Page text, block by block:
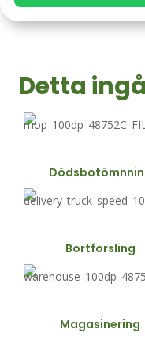
Detta
Bortforsling
Magasinering